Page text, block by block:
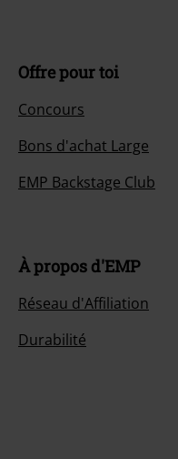
Offre pour toi
Concours
Bons d'achat Large
EMP Backstage Club
À propos d'EMP
Réseau d'Affiliation
Durabilité